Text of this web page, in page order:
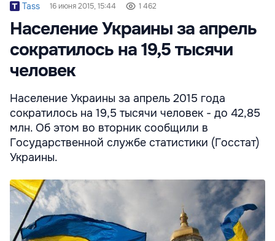
Tass 16 июня 2015, 15:44 1 462
Население Украины за апрель
сократилось на 19,5 тысячи
человек
Население Украины за апрель 2015 года
сократилось на 19,5 тысячи человек - до 42,85
млн. Об этом во вторник сообщили в
Государственной службе статистики (Госстат)
Украины.